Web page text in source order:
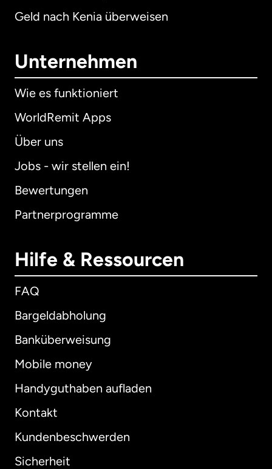
Geld nach Kenia überweisen
Unternehmen
Wie es funktioniert
WorldRemit Apps
Über uns
Jobs - wir stellen ein!
Bewertungen
Partnerprogramme
Hilfe & Ressourcen
FAQ
Bargeldabholung
Banküberweisung
Mobile money
Handyguthaben aufladen
Kontakt
Kundenbeschwerden
Sicherheit